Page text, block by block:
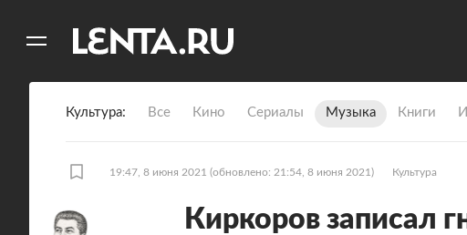
Культура Все Кино Сериалы Музыка Книги
19:47, 8 июня 2021 (обновлено: 21:54, 8 июня 2021) Культура
Киркоров записал